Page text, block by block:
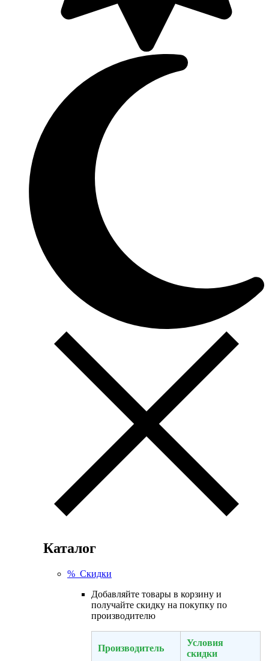
Каталог
% Скидки
Добавляйте товары в корзину и
получайте скидку на покупку по
производителю
Производитель
Условия
скидки